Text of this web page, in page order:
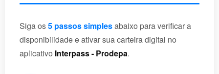
Siga os5 passos simplesabaixo para verificar a
disponibilidade e ativar sua carteira digital no
aplicativo Interpass - Prodepa.